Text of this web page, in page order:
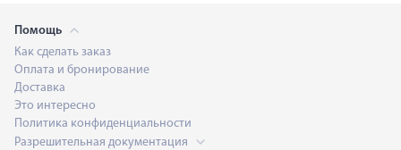
Помощь
Как сделать заказ
Оплата и бронирование
Доставка
Это интересно
Политика конфиденциальности
Разрешительная документация